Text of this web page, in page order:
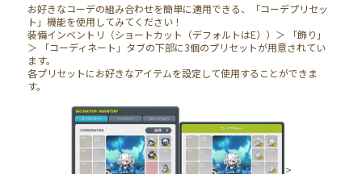
お好きなコーデの組み合わせを簡単に適用できる、「コーデプリセッ
ト」機能を使用してみてください！
装備インベントリ（ショートカット（デフォルトはE））＞ 「飾り」
＞ 「コーディネート」タブの下部に3個のプリセットが用意されてい
ます。
各プリセットにお好きなアイテムを設定して使用することができま
す。
>